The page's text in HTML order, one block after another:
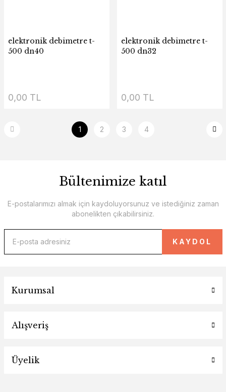
elektronik debimetre t-
500 dn40
0,00 TL
elektronik debimetre t-
500 dn32
0,00 TL
1 2 3 4
Bültenimize katıl
E-postalarımızı almak için kaydoluyorsunuz ve istediğiniz zaman
abonelikten çıkabilirsiniz.
KAYDOL
Kurumsal
Alışveriş
Üyelik